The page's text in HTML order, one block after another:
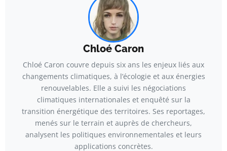
Chloé Caron
Chloé Caron couvre depuis six ans les enjeux liés aux
changements climatiques, à l’écologie et aux énergies
renouvelables. Elle a suivi les négociations
climatiques internationales et enquêté sur la
transition énergétique des territoires. Ses reportages,
menés sur le terrain et auprès de chercheurs,
analysent les politiques environnementales et leurs
applications concrètes.